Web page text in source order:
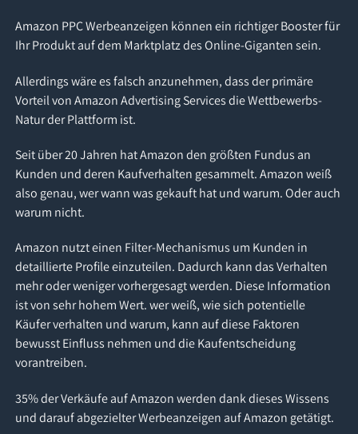
Amazon PPC Werbeanzeigen können ein richtiger Booster für
Ihr Produkt auf dem Marktplatz des Online-Giganten sein.
Allerdings wäre es falsch anzunehmen, dass der primäre
Vorteil von Amazon Advertising Services die Wettbewerbs-
Natur der Plattform ist.
Seit über 20 Jahren hat Amazon den größten Fundus an
Kunden und deren Kaufverhalten gesammelt. Amazon weiß
also genau, wer wann was gekauft hat und warum. Oder auch
warum nicht.
Amazon nutzt einen Filter-Mechanismus um Kunden in
detaillierte Profile einzuteilen. Dadurch kann das Verhalten
mehr oder weniger vorhergesagt werden. Diese Information
ist von sehr hohem Wert. wer weiß, wie sich potentielle
Käufer verhalten und warum, kann auf diese Faktoren
bewusst Einfluss nehmen und die Kaufentscheidung
vorantreiben.
35% der Verkäufe auf Amazon werden dank dieses Wissens
und darauf abgezielter Werbeanzeigen auf Amazon getätigt.